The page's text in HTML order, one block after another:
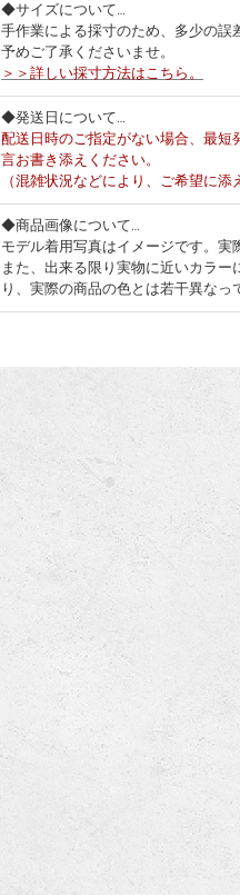
◆サイズについて…
手作業による採寸のため、多少の誤
予めご了承くださいませ。
＞＞詳しい採寸方法はこちら。
◆発送日について…
配送日時のご指定がない場合、最短
言お書き添えください。
（混雑状況などにより、ご希望に添
◆商品画像について…
モデル着用写真はイメージです。実
また、出来る限り実物に近いカラ
り、実際の商品の色とは若干異なっ